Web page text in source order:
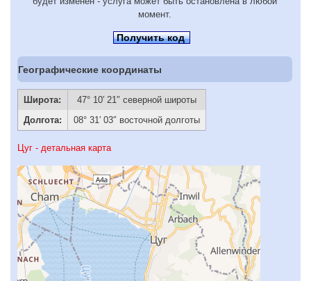
момент.
Получить код
Географические координаты
Широта:
47° 10′ 21″ северной широты
Долгота:
08° 31′ 03″ восточной долготы
Цуг - детальная карта